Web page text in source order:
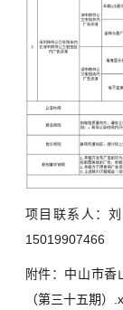
项目联系人
15019907466
附件： 中山市香
（第三十五期）